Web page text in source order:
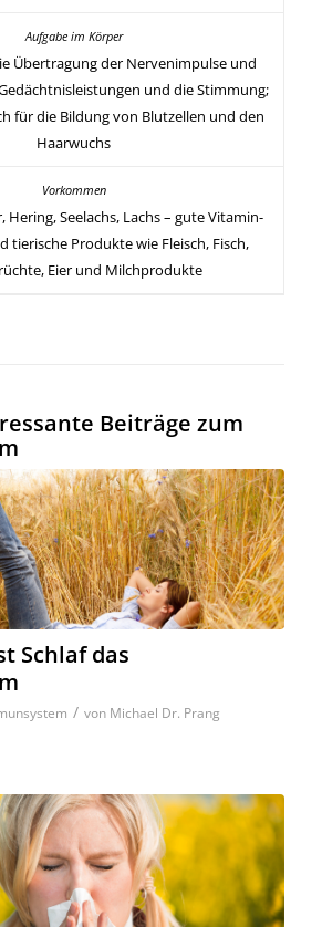
Übertragung der Nervenimpulse und
und die Stimmung;
für die Bildung von Blutzellen und den
Haarwuchs
Hering, Seelachs, Lachs – gute Vitamin-
tierische Produkte wie Fleisch, Fisch,
Eier und Milchprodukte
Beiträge zum
Schlaf das
/ von Michael Dr. Prang